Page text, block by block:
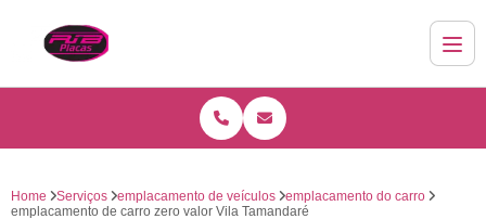
Home Serviços emplacamento de veículos
emplacamento do carro
emplacamento de carro zero valor Vila Tamandaré